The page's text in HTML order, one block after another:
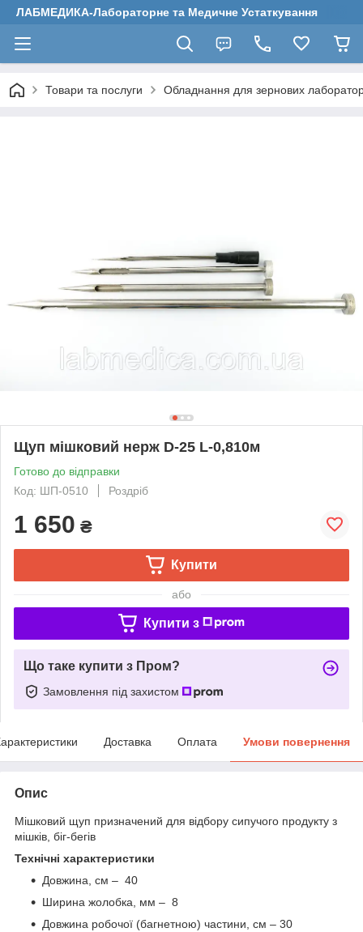
ЛАБМЕДИКА-Лабораторне та Медичне Устаткування
Товари та послуги Обладнання для зернових
Щуп мішковий нерж D-25 L-0,810м
Готово до відправки
Код: ШП-0510
Роздріб
1 650 ₴
Купити
або
Купити з
Що таке купити з Пром?
Замовлення під захистом
Доставка Оплата Умови повернення
Опис
Мішковий щуп призначений для відбору сипучого продукту з
мішків, біг-бегів
Технічні характеристики
Довжина, см – 40
Ширина жолобка, мм – 8
Довжина робочої (багнетною) частини, см – 30